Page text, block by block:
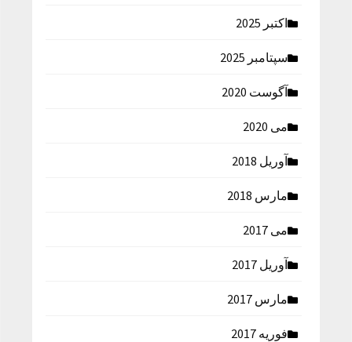
اکتبر 2025
سپتامبر 2025
آگوست 2020
می 2020
آوریل 2018
مارس 2018
می 2017
آوریل 2017
مارس 2017
فوریه 2017